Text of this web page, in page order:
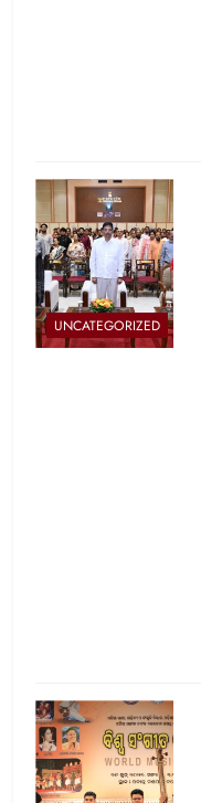
UNCATEGORIZED